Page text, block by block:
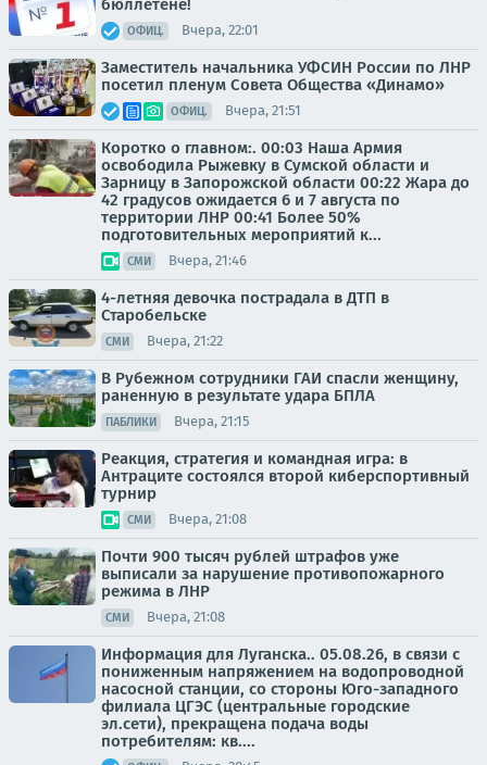
бюллетене!
ОФИЦ. Вчера, 22:01
Заместитель начальника УФСИН России по ЛНР
посетил пленум Совета Общества «Динамо»
ОФИЦ. Вчера, 21:51
Коротко о главном:. 00:03 Наша Армия
освободила Рыжевку в Сумской области и
Зарницу в Запорожской области 00:22 Жара до
42 градусов ожидается 6 и 7 августа по
территории ЛНР 00:41 Более 50%
подготовительных мероприятий к...
СМИ Вчера, 21:46
4-летняя девочка пострадала в ДТП в
Старобельске
СМИ Вчера, 21:22
В Рубежном сотрудники ГАИ спасли женщину,
раненную в результате удара БПЛА
ПАБЛИКИ Вчера, 21:15
Реакция, стратегия и командная игра: в
Антраците состоялся второй киберспортивный
турнир
СМИ Вчера, 21:08
Почти 900 тысяч рублей штрафов уже
выписали за нарушение противопожарного
режима в ЛНР
СМИ Вчера, 21:08
Информация для Луганска.. 05.08.26, в связи с
пониженным напряжением на водопроводной
насосной станции, со стороны Юго-западного
филиала ЦГЭС (центральные городские
эл.сети), прекращена подача воды
потребителям: кв....